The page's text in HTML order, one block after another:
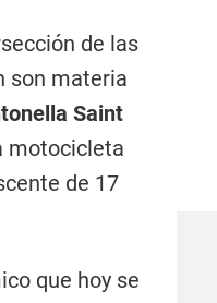
de las
son materia
Saint
motocicleta
de 17
que hoy se